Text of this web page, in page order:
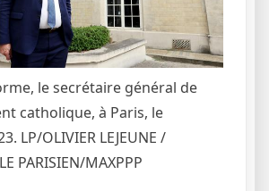
le secrétaire général de
catholique, à Paris, le
LP/OLIVIER LEJEUNE /
PARISIEN/MAXPPP